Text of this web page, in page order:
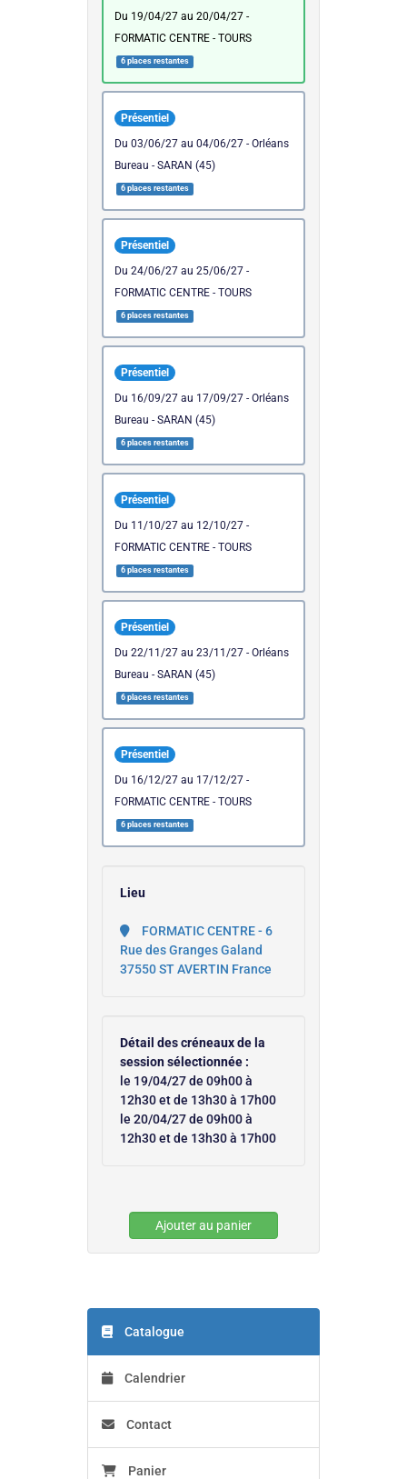
du 19/04/27 au 20/04/27 -
FORMATIC CENTRE - TOURS
6 places restantes
Présentiel
du 03/06/27 au 04/06/27 - Orléans
Bureau - SARAN (45)
6 places restantes
Présentiel
du 24/06/27 au 25/06/27 -
FORMATIC CENTRE - TOURS
6 places restantes
Présentiel
du 16/09/27 au 17/09/27 - Orléans
Bureau - SARAN (45)
6 places restantes
Présentiel
du 11/10/27 au 12/10/27 -
FORMATIC CENTRE - TOURS
6 places restantes
Présentiel
du 22/11/27 au 23/11/27 - Orléans
Bureau - SARAN (45)
6 places restantes
Présentiel
du 16/12/27 au 17/12/27 -
FORMATIC CENTRE - TOURS
6 places restantes
Lieu
Rue des Granges Galand
37550 ST AVERTIN France
Détail des créneaux de la
session sélectionnée :
le 19/04/27 de 09h00 à
12h30 et de 13h30 à 17h00
le 20/04/27 de 09h00 à
12h30 et de 13h30 à 17h00
Ajouter au panier
Catalogue
Calendrier
Contact
Panier